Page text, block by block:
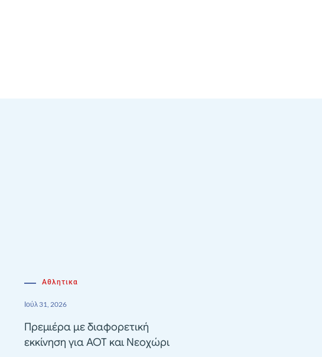
Αθλητικα
Ιούλ 31, 2026
Πρεμιέρα με διαφορετική
εκκίνηση για ΑΟΤ και Νεοχώρι